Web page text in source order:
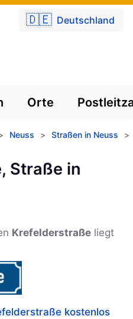
🇩🇪 Deutschland
Orte
Neuss > Straßen in Neuss >
Straße in
Krefelderstraße liegt
kostenlos